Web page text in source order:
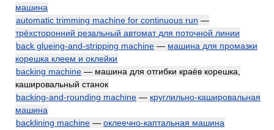
машина
automatic trimming machine for continuous run —
трёхсторонний резальный автомат для поточной линии
back glueing-and-stripping machine — машина для промазки
корешка клеем и оклейки
backing machine — машина для отгибки краёв корешка,
кашировальный станок
backing-and-rounding machine — круглильно-кашировальная
машина
backlining machine — оклеечно-каптальная машина